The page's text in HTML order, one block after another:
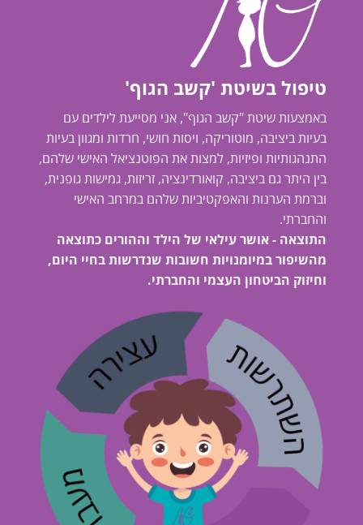
טיפול בשיטת 'קשב הגוף'
באמצעות שיטת "קשב הגוף", אני מסייעת לילדים עם
בעיות ביציבה, מוטוריקה, ויסות חושי, חרדות ומגוון בעיות
התנהגותיות ופיזיות, למצות את הפוטנציאל האישי שלהם,
בין היתר גם ביציבה, קואורדינציה, זריזות, גמישות גופנית,
וברמת הערנות והאפקטיביות שלהם במרחב האישי
והחברתי.
התוצאה - אושר עילאי של הילד וההורים כתוצאה
מהשיפור במיומנויות חשובות שנדרשות בחיי היום,
וחיזוק הביטחון העצמי והחברתי.